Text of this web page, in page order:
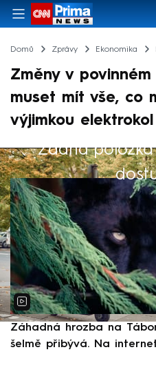
Domů Zprávy Ekonomika
Změny v
muset mít vše, co
výjimkou elektrokol
Žádná
Výběr redakce
Záhadná hrozba na
šelmě přibývá. Na